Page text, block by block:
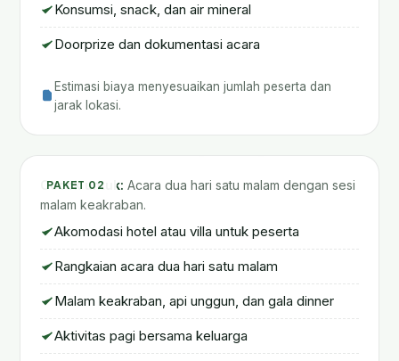
Konsumsi, snack, dan air mineral
Doorprize dan dokumentasi acara
Estimasi biaya menyesuaikan jumlah peserta dan
jarak lokasi.
PAKET 02
Family Gathering Menginap
Cocok untuk: Acara dua hari satu malam dengan sesi
malam keakraban.
Akomodasi hotel atau villa untuk peserta
Rangkaian acara dua hari satu malam
Malam keakraban, api unggun, dan gala dinner
Aktivitas pagi bersama keluarga